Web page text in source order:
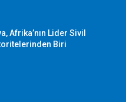
Afrika’nın Lider Sivil
Biri